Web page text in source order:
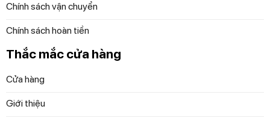
Chính sách vận chuyển
Chính sách hoàn tiền
Thắc mắc cửa hàng
Cửa hàng
Giới thiệu